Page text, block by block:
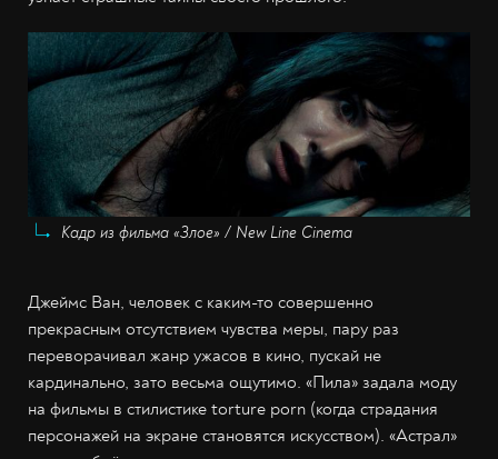
Кадр из фильма «Злое» / New Line Cinema
Джеймс Ван, человек с каким-то совершенно
прекрасным отсутствием чувства меры, пару раз
переворачивал жанр ужасов в кино, пускай не
кардинально, зато весьма ощутимо. «Пила» задала моду
на фильмы в стилистике torture porn (когда страдания
персонажей на экране становятся искусством). «Астрал»